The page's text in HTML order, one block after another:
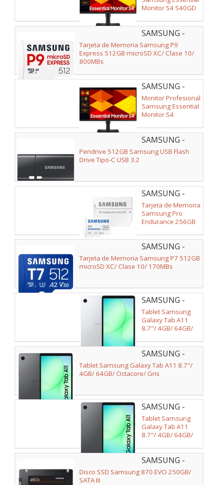
Monitor S4 S40GD
Full HD/ Regulable
en altura/ Negro
SAMSUNG -
MB-
MK512T/WW
Tarjeta de Memoria Samsung P9
Express 512GB microSD XC/ Clase 10/
800MBs
SAMSUNG -
LS27D400GAUXEN
Monitor Profesional
Samsung Essential
Monitor S4
Full HD/ Regulable
en altura/ Negro
SAMSUNG -
MUF-
Pendrive 512GB Samsung USB Flash
Drive Tipo-C USB 3.2
SAMSUNG -
MB-
MJ256KA/EU
Tarjeta de Memoria
Samsung Pro
Endurance 256GB
Adaptador/ Clase
10/ 100MBs
SAMSUNG -
MB-
MB512T/WW
Tarjeta de Memoria Samsung P7 512GB
microSD XC/ Clase 10/ 170MBs
SAMSUNG -
SM-
X130NZSAEUB
Tablet Samsung
Galaxy Tab A11
8.7"/ 4GB/ 64GB/
SAMSUNG -
SM-
X130NZAAEUB
Tablet Samsung Galaxy Tab A11 8.7"/
4GB/ 64GB/ Octacore/ Gris
SAMSUNG -
SM-
X130NZAAEUE
Tablet Samsung
Galaxy Tab A11
8.7"/ 4GB/ 64GB/
SAMSUNG -
MZ-
Disco SSD Samsung 870 EVO 250GB/
SATA III